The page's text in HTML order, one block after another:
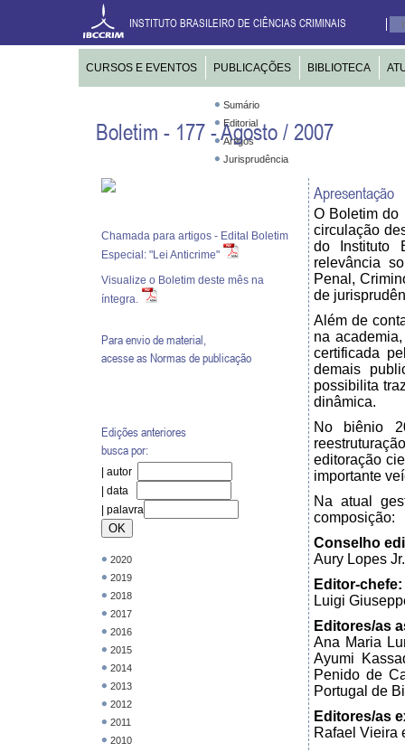
INSTITUTO BRASILEIRO DE CIÊNCIAS CRIMINAIS
CURSOS E EVENTOS PUBLICAÇÕES BIBLIOTECA
Boletim - 177 - Agosto / 2007
Sumário
Editorial
Artigos
Jurisprudência
Chamada para artigos - Edital Boletim
Especial: "Lei Anticrime"
Visualize o Boletim deste mês na
íntegra.
Para envio de material,
acesse asNormas de publicação
Edições anteriores
busca por:
| autor
| data
| palavra
2020
2019
2018
2017
2016
2015
2014
2013
2012
2011
2010
Apresentação
O Boletim do
circulação
do Instituto
relevância
Penal,
de
Além de
na
certificada
demais
possibilita
dinâmica.
No biênio
editoração
importante
Na atual
composição:
Conselho
Aury Lopes
Editor-chefe:
Luigi
Editores/as
Ana Maria
Ayumi
Penido de
Portugal de
Editores/as
Rafael Vieira